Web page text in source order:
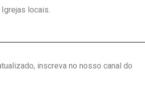
locais.
inscreva no nosso canal do